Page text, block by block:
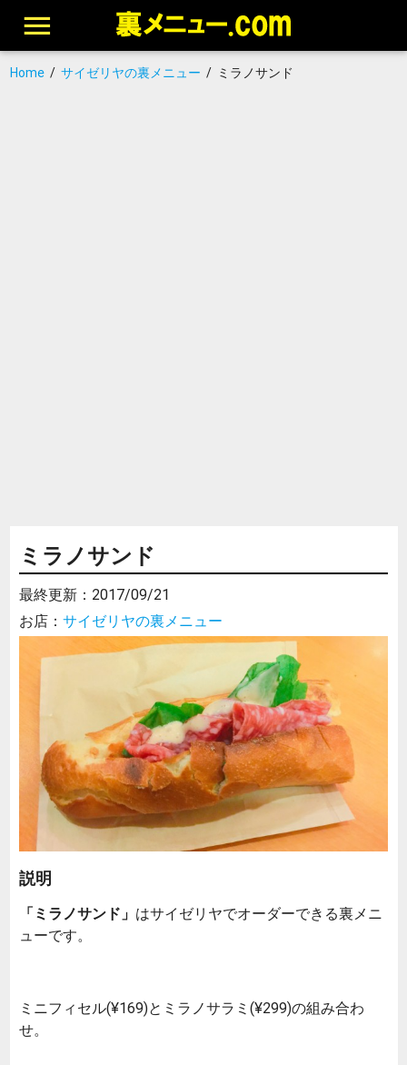
Home/ サイゼリヤの裏メニュー / ミラノサンド
ミラノサンド
最終更新： 2017/09/21
お店： サイゼリヤの裏メニュー
説明
「ミラノサンド」 はサイゼリヤでオーダーできる裏メニ
ューです。
ミニフィセル(¥169)とミラノサラミ(¥299)の組み合わ
せ。